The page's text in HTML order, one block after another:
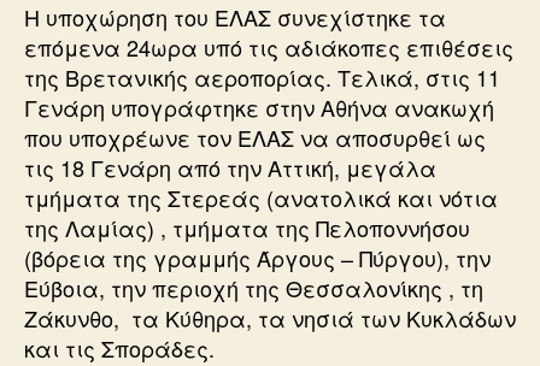
Η υποχώρηση του ΕΛΑΣ συνεχίστηκε τα
επόμενα 24ωρα υπό τις αδιάκοπες επιθέσεις
της Βρετανικής αεροπορίας. Τελικά, στις 11
Γενάρη υπογράφτηκε στην Αθήνα ανακωχή
που υποχρέωνε τον ΕΛΑΣ να αποσυρθεί ως
τις 18 Γενάρη από την Αττική, μεγάλα
τμήματα της Στερεάς (ανατολικά και νότια
της Λαμίας) , τμήματα της Πελοποννήσου
(βόρεια της γραμμής Άργους – Πύργου), την
Εύβοια, την περιοχή της Θεσσαλονίκης , τη
Ζάκυνθο, τα Κύθηρα, τα νησιά των Κυκλάδων
και τις Σποράδες.